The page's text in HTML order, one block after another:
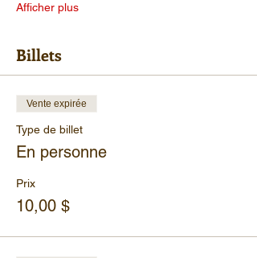
Afficher plus
Billets
Vente expirée
Type de billet
En personne
Prix
10,00 $